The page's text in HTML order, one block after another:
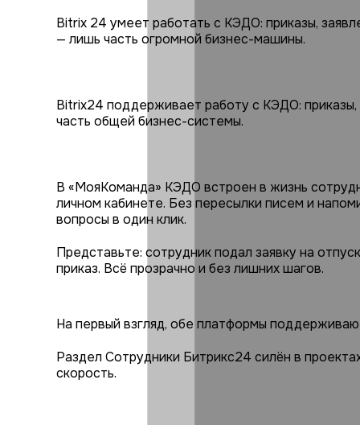
Bitrix 24 умеет работать с КЭДО: приказы,
— лишь часть огромной бизнес-машины.
Bitrix24 поддерживает работу с КЭДО: приказы,
часть общей бизнес-системы.
В «МояКоманда» КЭДО встроен в жизнь
личном кабинете. Без пересылки писем и
вопросы в один клик.
Представьте: сотрудник подал заявку на
приказ. Всё прозрачно и без лишних шагов.
На первый взгляд, обе платформы
Раздел Сотрудники Битрикс24 силён в
скорость.